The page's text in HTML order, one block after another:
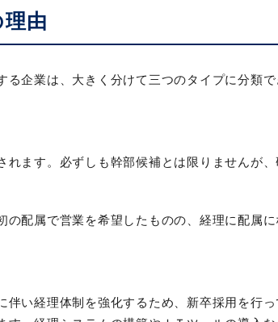
由
企業は、大きく分けて三つのタイプに分類で
ます。必ずしも幹部候補とは限りませんが
配属で営業を希望したものの、経理に配属に
い経理体制を強化するため、新卒採用を行